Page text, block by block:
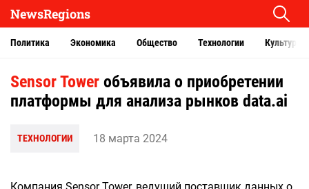
NewsRegions
Политика Экономика Общество Технологии Культура
Sensor Tower объявила о приобретении
платформы для анализа рынков data.ai
ТЕХНОЛОГИИ 18 марта 2024